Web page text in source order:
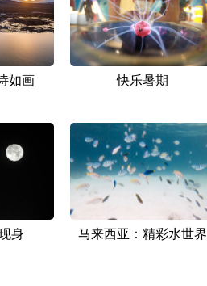
如画 快乐暑期
身 马来西亚：精彩水世界